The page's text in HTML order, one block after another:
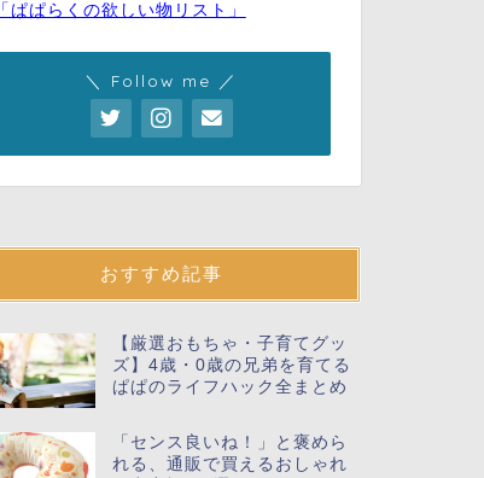
「ぱぱらくの欲しい物リスト」
＼ Follow me ／
おすすめ記事
【厳選おもちゃ・子育てグッ
ズ】4歳・0歳の兄弟を育てる
ぱぱのライフハック全まとめ
「センス良いね！」と褒めら
れる、通販で買えるおしゃれ